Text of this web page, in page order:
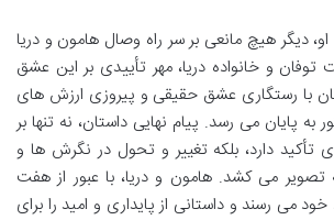
او، دیگر هیچ مانعی بر سر راه وصال هامون و دریا
توفان و خانواده دریا، مهر تأییدی بر این عشق
با رستگاری عشق حقیقی و پیروزی ارزش های
پایان می رسد. پیام نهایی داستان، نه تنها بر
دارد، بلکه تغییر و تحول در نگرش ها و
تصویر می کشد. هامون و دریا، با عبور از هفت
می رسند و داستانی از پایداری و امید را برای